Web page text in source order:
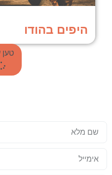
היפים בהודו
טען